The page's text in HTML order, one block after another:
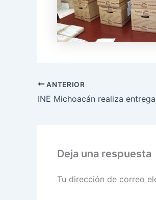
ANTERIOR
Deja una respuesta
Tu dirección de correo